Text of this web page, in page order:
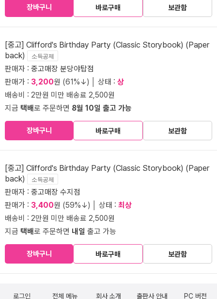
장바구니 바로구매 보관함
[중고] Clifford's Birthday Party (Classic Storybook) (Paper
back)
소득공제
판매자 : 중고매장 분당야탑점
판매가 : 3,200원 (61%↓) │ 상태 : 상
배송비 : 2만원 미만 배송료 2,500원
지금 택배로 주문하면 8월 10일 출고 가능
장바구니 바로구매 보관함
[중고] Clifford's Birthday Party (Classic Storybook) (Paper
back)
소득공제
판매자 : 중고매장 수지점
판매가 : 3,400원 (59%↓) │ 상태 : 최상
배송비 : 2만원 미만 배송료 2,500원
지금 택배로 주문하면 내일 출고 가능
장바구니 바로구매 보관함
로그인 전체 메뉴 회사 소개 출판사 안내 PC 버전